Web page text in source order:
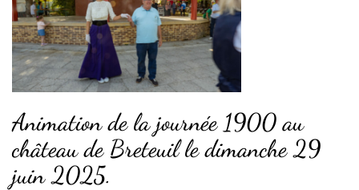
Animation de la journée 1900 au
château de Breteuil le dimanche 29
juin 2025.